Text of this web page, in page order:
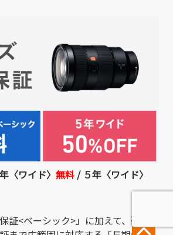
〈ワイド〉 無料 / ５年〈ワイド〉
証<ベーシック>」に加えて、破損・